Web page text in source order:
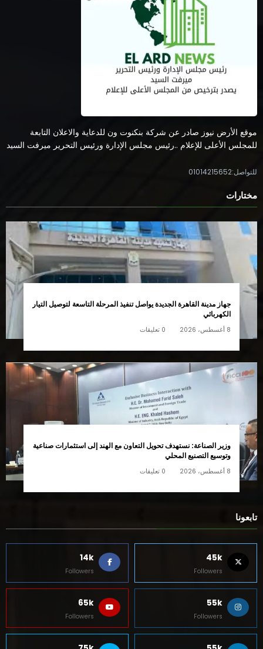
موقع الأرض نيوز صادر عن شركة بنكنوت ون للدعاية والاعلان التابعة
للمجلس الأعلى للإعلام ..رئيس مجلس الإدارة ورئيس التحرير ميرفت السيد
للتواصل:01014215652
مختارات
جهاز مدينة القاهرة الجديدة يواصل تنفيذ المرحلة التاسعة لتوصيل التيار
الكهربائي
8 أغسطس، 2026 0 تعليقات
وزير الصناعة: نستهدف تحويل التعاون مع الهند إلى استثمارات صناعية
وتوسيع التصنيع المحلي
8 أغسطس، 2026 0 تعليقات
تابعونا
45k
Followers
14k
Followers
55k
Followers
65k
Followers